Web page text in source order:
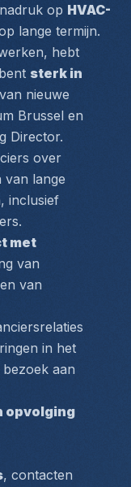
op HVAC-
lange termijn.
hebt
sterk in
nieuwe
Brussel en
Director.
over
van lange
inclusief
met
van
van
in het
aan
opvolging
, contacten